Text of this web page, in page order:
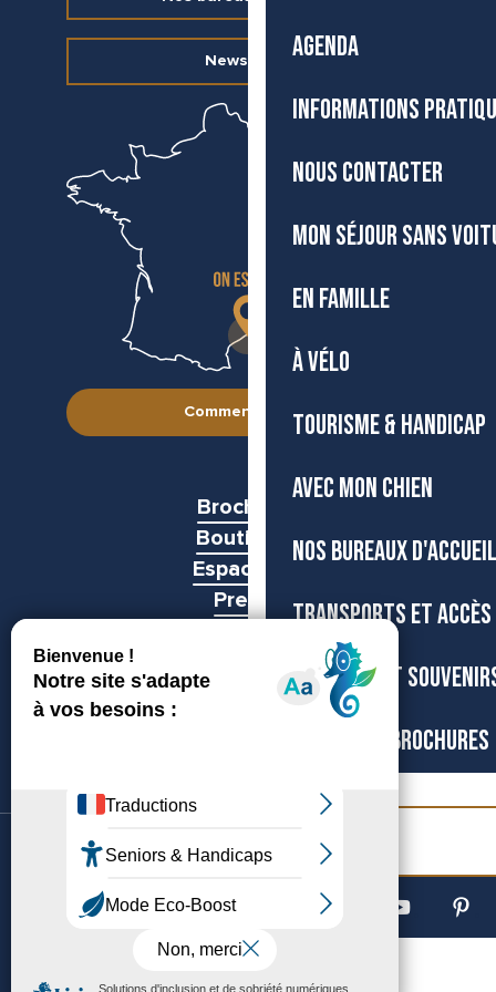
AGENDA
INFORMATIONS
NOUS CONTACTER
MON SÉJOUR SANS
EN FAMILLE
À VÉLO
TOURISME & HANDICAP
AVEC MON CHIEN
NOS BUREAUX D'ACCUEIL
TRANSPORTS ET ACCÈS
BOUTIQUE ET
CARTES ET BROCHURES
Newsletter
Comment venir ?
Brochures
Boutiques
Espace pro
Presse
©Archipel de Thau, 2026Accessibilité
Mentions légales